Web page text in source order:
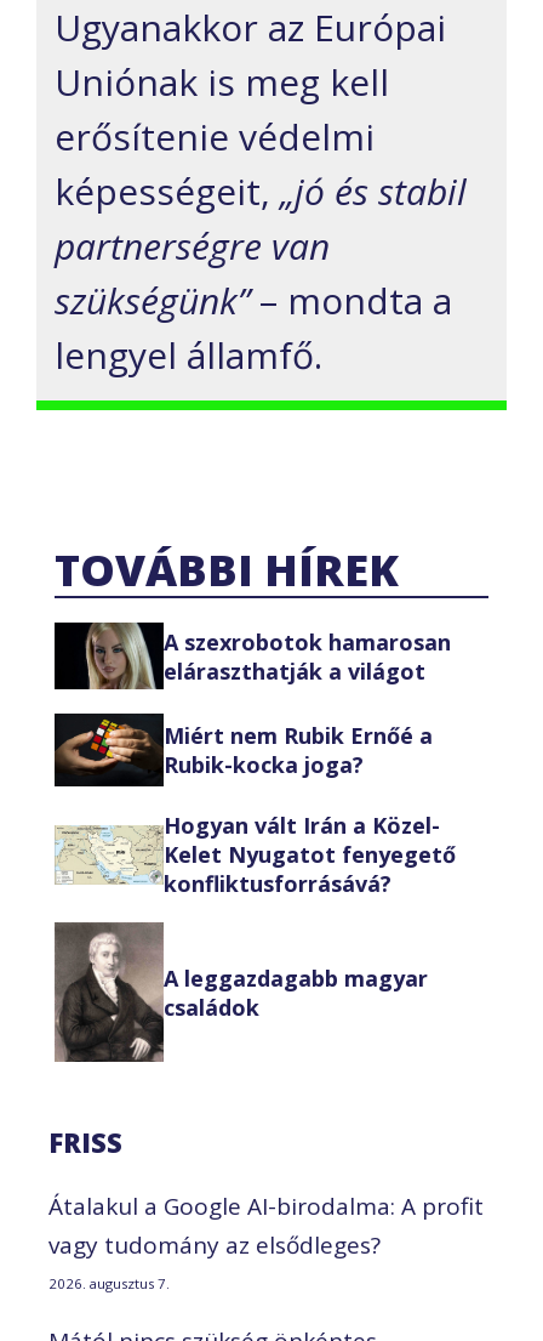
Ugyanakkor az Európai
Uniónak is meg kell
erősítenie védelmi
képességeit, „jó és stabil
partnerségre van
szükségünk”– mondta a
lengyel államfő.
TOVÁBBI HÍREK
A szexrobotok hamarosan
eláraszthatják a világot
Miért nem Rubik Ernőé a
Rubik-kocka joga?
Hogyan vált Irán a Közel-
Kelet Nyugatot fenyegető
konfliktusforrásává?
A leggazdagabb magyar
családok
FRISS
Átalakul a Google AI-birodalma: A profit
vagy tudomány az elsődleges?
2026. augusztus 7.